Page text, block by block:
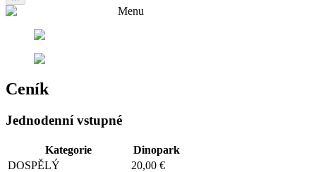
Menu
Ceník
Jednodenní vstupné
Kategorie
Dinopark
DOSPĚLÝ
20,00 €